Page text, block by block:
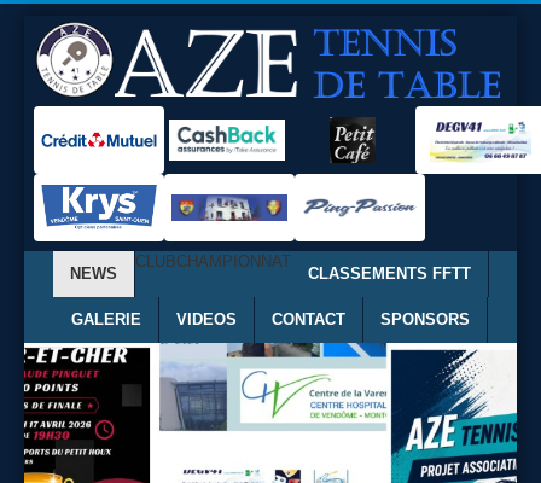
NEWS
CLUBCHAMPIONNAT
CLASSEMENTS FFTT
GALERIE VIDEOS CONTACT SPONSORS